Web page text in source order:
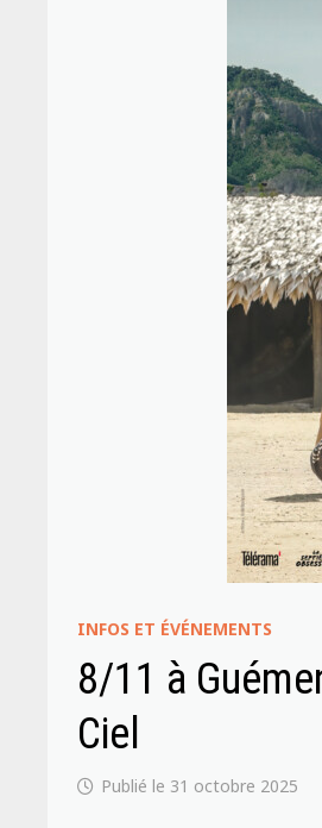
INFOS ET ÉVÉNEMENTS
8/11 à
Ciel
31 octobre 2025